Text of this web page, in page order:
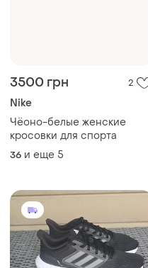
3500 грн 2
Nike
Чёоно-белые женские
кросовки для спорта
36 и еще 5